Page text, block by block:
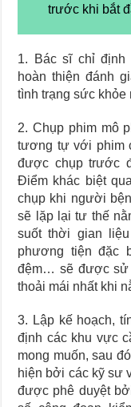
trước khi bắt
1. Bác sĩ chỉ định
hoàn thiện đánh
tình trạng sức
2. Chụp phim mô
tương tự với phim
được chụp trước
Điểm khác biệt
chụp khi người
sẽ lặp lại tư thế
suốt thời gian
phương tiện đặc
đệm… sẽ được sử
thoải mái nhất khi
3. Lập kế hoạch,
định các khu vực
mong muốn, sau
hiện bởi các kỹ sư
được phê duyệt